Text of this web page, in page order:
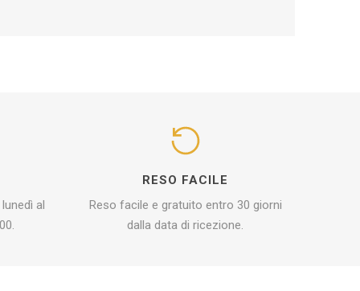
al
RESO FACILE
Reso facile e gratuito entro 30 giorni
dalla data di ricezione.